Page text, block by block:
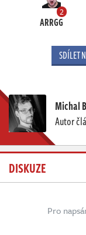
2
ARRGG
SDÍLET
Michal
Autor
DISKUZE
Pro